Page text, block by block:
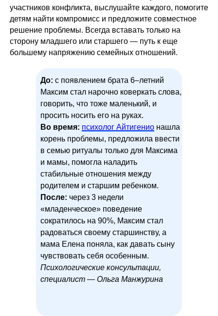
участников конфликта, выслушайте каждого, помогите
детям найти компромисс и предложите совместное
решение проблемы. Всегда вставать только на
сторону младшего или старшего — путь к еще
большему напряжению семейных отношений.
До: с появлением брата 6–летний
Максим стал нарочно коверкать слова,
говорить, что тоже маленький, и
просить носить его на руках.
Во время: психолог Айтигенио нашла
корень проблемы, предложила ввести
в семью ритуалы только для Максима
и мамы, помогла наладить
стабильные отношения между
родителем и старшим ребенком.
После: через 3 недели
«младенческое» поведение
сократилось на 90%, Максим стал
радоваться своему старшинству, а
мама Елена поняла, как давать сыну
чувствовать себя особенным.
Психологические консультации,
специалист — Ольга Манжурина